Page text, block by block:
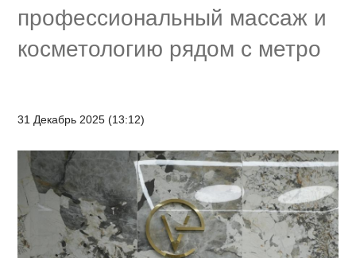
профессиональный массаж и
косметологию рядом с метро
31 Декабрь 2025 (13:12)